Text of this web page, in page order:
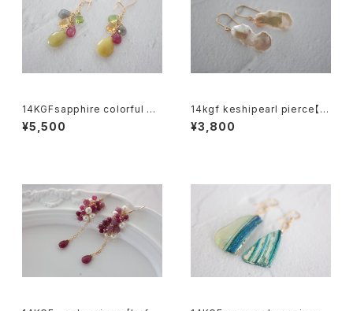
14KGFsapphire colorful pi
erce[kgf5600]
¥5,500
14kgf keshipearl pierce【k
gf5601】
¥3,800